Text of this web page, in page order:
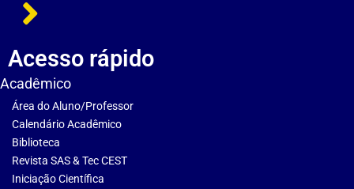
Acesso rápido
Acadêmico
Área do Aluno/Professor
Calendário Acadêmico
Biblioteca
Revista SAS & Tec CEST
Iniciação Científica